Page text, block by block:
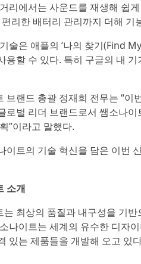
리에서는 사운드를 재생해 쉽
리한 배터리 관리까지 더해 기
술은 애플의 ‘나의 찾기(Find
용할 수 있다. 특히 구글의 내
브랜드 총괄 정재희 전무는 “이
로벌 리더 브랜드로서 쌤소나
”이라고 말했다.
이트의 기술 혁신을 담은 이번
소개
는 최상의 품질과 내구성을 기
나이트는 세계의 유수한 디자
있는 제품들을 개발해 오고 있